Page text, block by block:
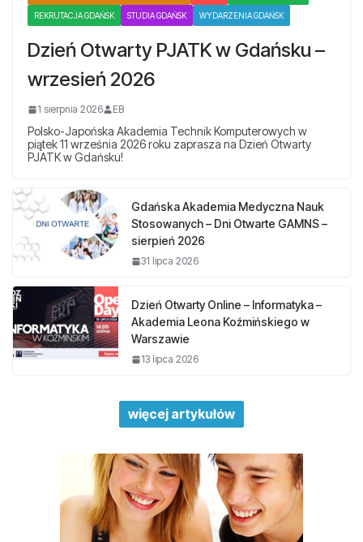
REKRUTACJA GDAŃSK STUDIA GDAŃSK WYDARZENIA GDAŃSK
Dzień Otwarty PJATK w Gdańsku –
wrzesień 2026
1 sierpnia 2026 EB
Polsko-Japońska Akademia Technik Komputerowych w
piątek 11 września 2026 roku zaprasza na Dzień Otwarty
PJATK w Gdańsku!
Gdańska Akademia Medyczna Nauk
Stosowanych – Dni Otwarte GAMNS –
sierpień 2026
31 lipca 2026
Dzień Otwarty Online – Informatyka –
Akademia Leona Koźmińskiego w
Warszawie
13 lipca 2026
więcej artykułów